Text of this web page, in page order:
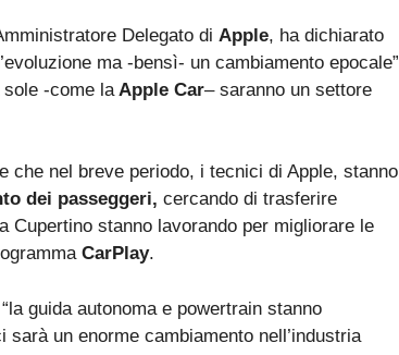
Delegato di Apple, ha dichiarato
ma -bensì- un cambiamento epocale”
sole -come laApple Car– saranno un settore
che nel breve periodo, i tecnici di Apple, stanno
dei passeggeri, cercando di trasferire
Cupertino stanno lavorando per migliorare le
CarPlay.
guida autonoma e powertrain stanno
un enorme cambiamento nell’industria